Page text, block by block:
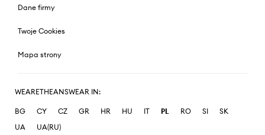
Dane firmy
Twoje Cookies
Mapa strony
WEARETHEANSWEAR IN:
BG CY CZ GR HR HU IT PL RO SI
SK
UA
UA(RU)